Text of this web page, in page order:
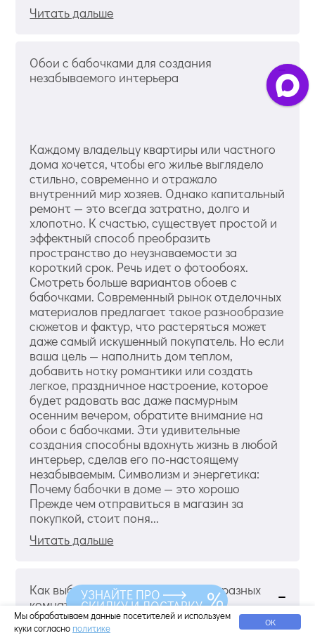
Читать дальше
Обои с бабочками для создания
незабываемого интерьера
Каждому владельцу квартиры или частного
дома хочется, чтобы его жилье выглядело
стильно, современно и отражало
внутренний мир хозяев. Однако капитальный
ремонт — это всегда затратно, долго и
хлопотно. К счастью, существует простой и
эффектный способ преобразить
пространство до неузнаваемости за
короткий срок. Речь идет о фотообоях.
Смотреть больше вариантов обоев с
бабочками. Современный рынок отделочных
материалов предлагает такое разнообразие
сюжетов и фактур, что растеряться может
даже самый искушенный покупатель. Но если
ваша цель — наполнить дом теплом,
добавить нотку романтики или создать
легкое, праздничное настроение, которое
будет радовать вас даже пасмурным
осенним вечером, обратите внимание на
обои с бабочками. Эти удивительные
создания способны вдохнуть жизнь в любой
интерьер, сделав его по-настоящему
незабываемым. Символизм и энергетика:
Почему бабочки в доме — это хорошо
Прежде чем отправиться в магазин за
покупкой, стоит поня...
Читать дальше
Как выбрать обои с рисунком для разных
комнат
Мы обрабатываем данные посетителей и используем
куки согласно политике ОК
УЗНАЙТЕ ПРО
СКИДКУ И ДОСТАВКУ